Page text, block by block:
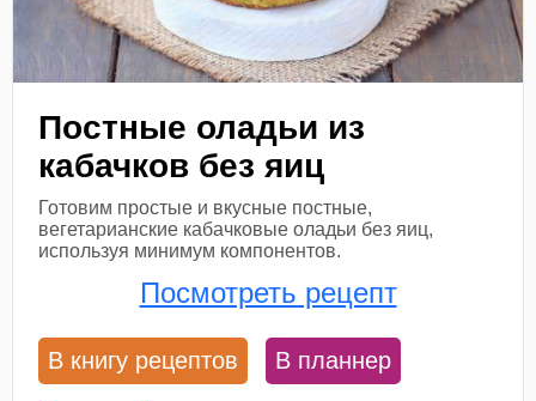
Постные оладьи из
кабачков без яиц
Готовим простые и вкусные постные,
вегетарианские кабачковые оладьи без яиц,
используя минимум компонентов.
Посмотреть рецепт
В книгу рецептов В планнер